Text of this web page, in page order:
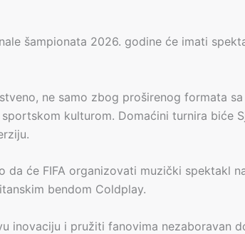
šampionata 2026. godine će imati
ne samo zbog proširenog formata
kulturom. Domaćini turnira biće
će FIFA organizovati muzički spektakl
bendom Coldplay.
inovaciju i pružiti fanovima nezaboravan